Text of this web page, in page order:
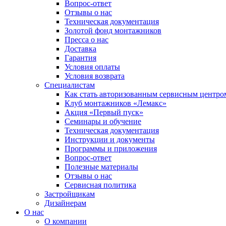
Вопрос-ответ
Отзывы о нас
Техническая документация
Золотой фонд монтажников
Пресса о нас
Доставка
Гарантия
Условия оплаты
Условия возврата
Специалистам
Как стать авторизованным сервисным
Клуб монтажников «Лемакс»
Акция «Первый пуск»
Семинары и обучение
Техническая документация
Инструкции и документы
Программы и приложения
Вопрос-ответ
Полезные материалы
Отзывы о нас
Сервисная политика
Застройщикам
Дизайнерам
О нас
О компании